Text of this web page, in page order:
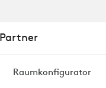
Partner
Raumkonfigurator